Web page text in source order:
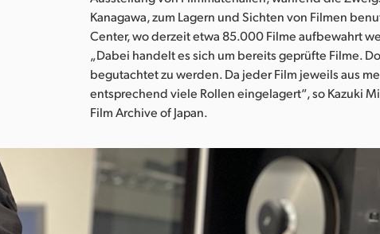
Kanagawa, zum Lagern und Sichten von Filmen
Center, wo derzeit etwa 85.000 Filme aufbewahrt
„Dabei handelt es sich um bereits geprüfte Filme.
begutachtet zu werden. Da jeder Film jeweils aus
entsprechend viele Rollen eingelagert“, so Kazuki
Film Archive of Japan.